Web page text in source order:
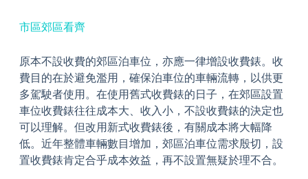
市區郊區看齊
原本不設收費的郊區泊車位，亦應一律增設收費錶。收
費目的在於避免濫用，確保泊車位的車輛流轉，以供更
多駕駛者使用。在使用舊式收費錶的日子，在郊區設置
車位收費錶往往成本大、收入小，不設收費錶的決定也
可以理解。但改用新式收費錶後，有關成本將大幅降
低。近年整體車輛數目增加，郊區泊車位需求殷切，設
置收費錶肯定合乎成本效益，再不設置無疑於理不合。